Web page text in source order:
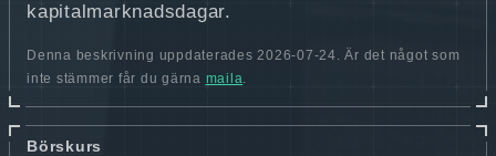
kapitalmarknadsdagar.
Denna beskrivning uppdaterades 2026-07-24. Är det något som
inte stämmer får du gärna maila.
Börskurs